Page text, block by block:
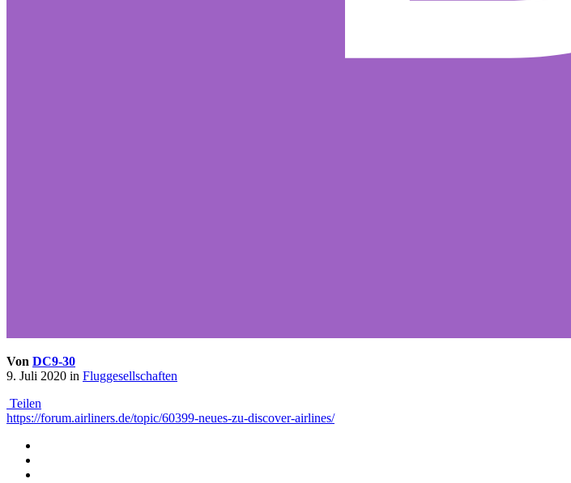
Von DC9-30
9. Juli 2020 in Fluggesellschaften
Teilen
https://forum.airliners.de/topic/60399-neues-zu-discover-airlines/